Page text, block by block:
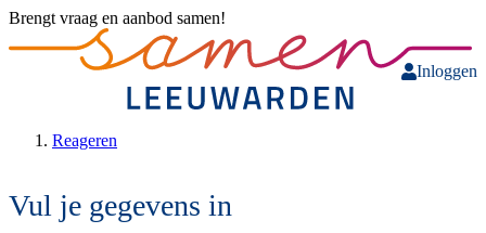
Brengt vraag en aanbod samen!
Inloggen
Reageren
Vul je gegevens in